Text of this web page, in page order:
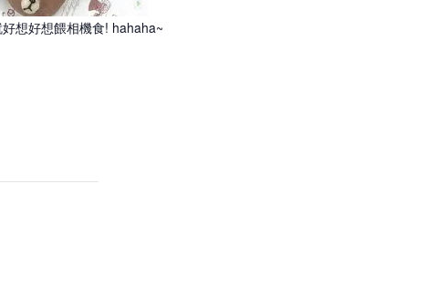
想好想餵相機食! hahaha~